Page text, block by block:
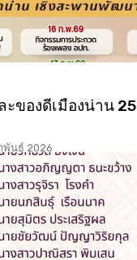
ะของดีเมืองน่าน
พันธ์ 2026